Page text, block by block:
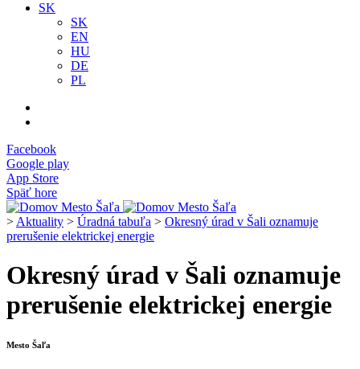
SK
SK
EN
HU
DE
PL
Facebook
Google play
App Store
Späť hore
> Aktuality > Úradná tabuľa > Okresný úrad v Šali oznamuje
prerušenie elektrickej energie
Okresný úrad v Šali oznamuje
prerušenie elektrickej energie
Mesto Šaľa